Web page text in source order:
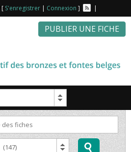
[ S'enregistrer| Connexion ] |
PUBLIER UNE FICHE